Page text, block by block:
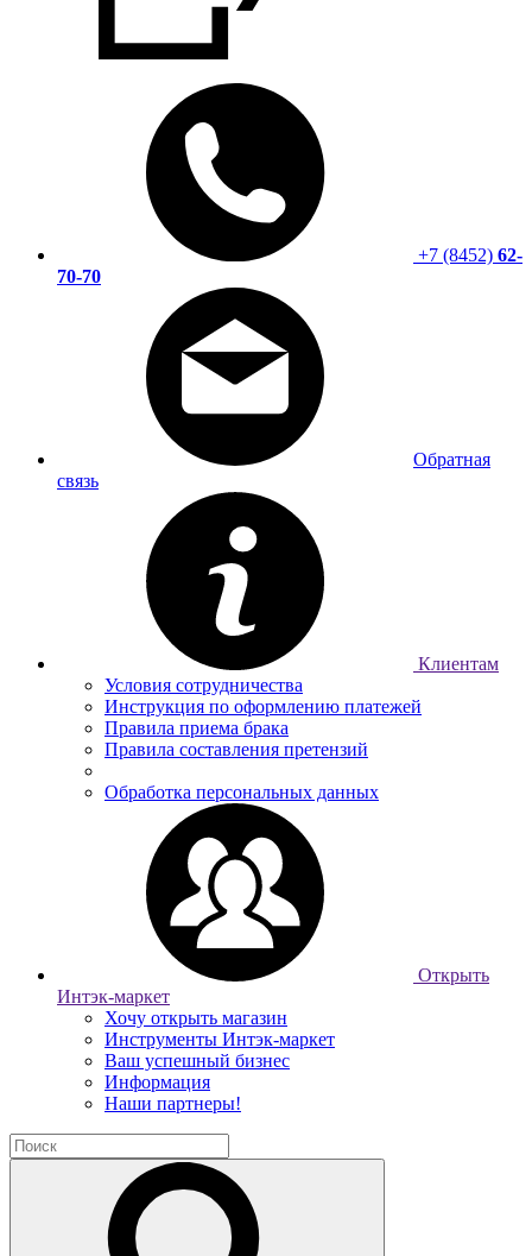
+7 (8452) 62-
70-70
Обратная
связь
Клиентам
Условия сотрудничества
Инструкция по оформлению платежей
Правила приема брака
Правила составления претензий
Обработка персональных данных
Открыть
Интэк-маркет
Хочу открыть магазин
Инструменты Интэк-маркет
Ваш успешный бизнес
Информация
Наши партнеры!